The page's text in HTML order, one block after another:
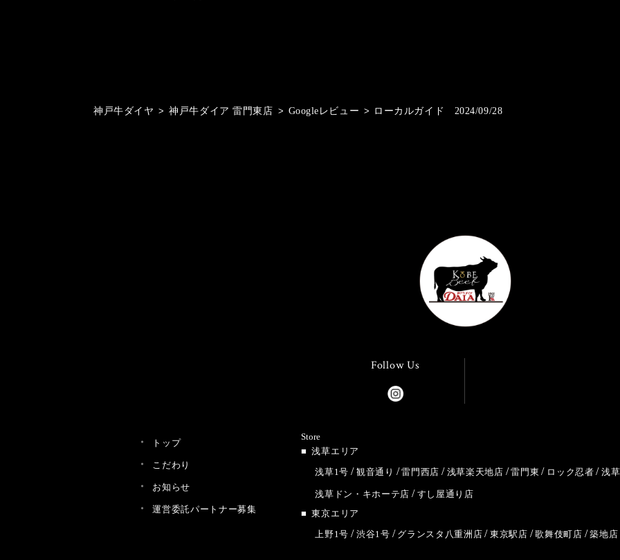
神戸牛ダイヤ > 神戸牛ダイア 雷門東店 > Googleレビュー > ローカルガイド 2024/09/28
Follow Us
トップ
こだわり
お知らせ
運営委託パートナー募集
Store
浅草エリア
浅草1号
観音通り 雷門西店 浅草楽天地店 雷門東 ロック忍者 浅
浅草ドン・キホーテ店
すし屋通り店
東京エリア
上野1号
渋谷1号 グランスタ八重洲店 東京駅店 歌舞伎町店 築地店